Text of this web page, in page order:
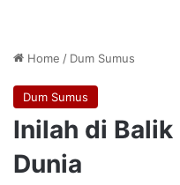
Home / Dum Sumus
Dum Sumus
Inilah di
Dunia